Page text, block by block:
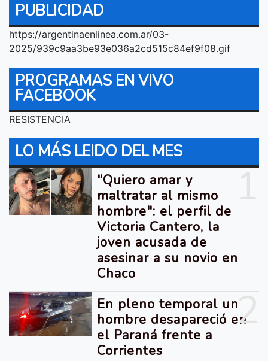
PUBLICIDAD
https://argentinaenlinea.com.ar/03-
2025/939c9aa3be93e036a2cd515c84ef9f08.gif
PROGRAMAS EN VIVO
FACEBOOK
RESISTENCIA
LO MÁS LEIDO DEL MES
"Quiero amar y
maltratar al mismo
hombre": el perfil de
Victoria Cantero, la
joven acusada de
asesinar a su novio en
Chaco
2
En pleno temporal un
hombre desapareció en
el Paraná frente a
Corrientes